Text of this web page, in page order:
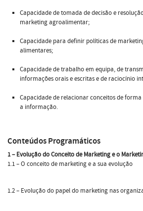
Capacidade de tomada de decisão e
marketing agroalimentar;
Capacidade para definir políticas de
alimentares;
Capacidade de trabalho em equipa, de
informações orais e escritas e de raciocínio
Capacidade de relacionar conceitos de
a informação.
Conteúdos Programáticos
1 – Evolução do Conceito de Marketing e o
1.1 – O conceito de marketing e a sua evolução
1.2 – Evolução do papel do marketing nas